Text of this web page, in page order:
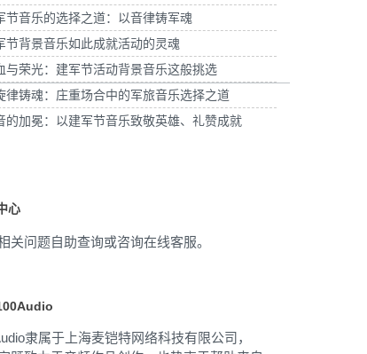
节音乐的选择之道：以音律铸军魂
节背景音乐如此成就活动的灵魂
与荣光：建军节活动背景音乐这般挑选
律铸魂：庄重场合中的军旅音乐选择之道
的加冕：以建军节音乐致敬英雄、礼赞成就
心
关问题自助查询或咨询在线客服。
隶属于上海麦铠特网络科技有限公司，